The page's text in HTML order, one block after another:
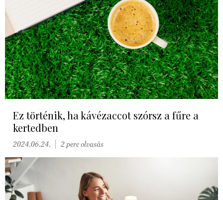
Ez történik, ha kávézaccot szórsz a fűre a
kertedben
2024.06.24. 2 perc olvasás